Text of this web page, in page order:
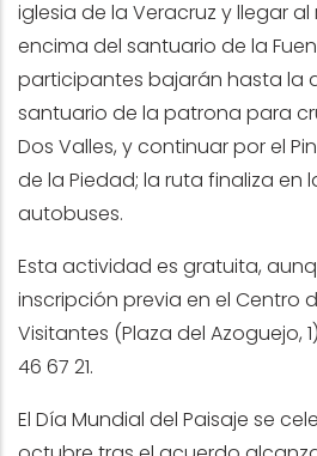
iglesia de la Veracruz y llegar
encima del santuario de la
participantes bajarán hasta la
santuario de la patrona para
Dos Valles, y continuar por el
de la Piedad; la ruta finaliza en
autobuses.
Esta actividad es gratuita,
inscripción previa en el Centro
Visitantes (Plaza del Azoguejo,
46 67 21.
El Día Mundial del Paisaje se